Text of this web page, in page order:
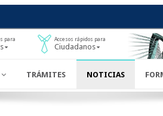
para Accesos rápidos para
Ciudadanos
TRÁMITES NOTICIAS